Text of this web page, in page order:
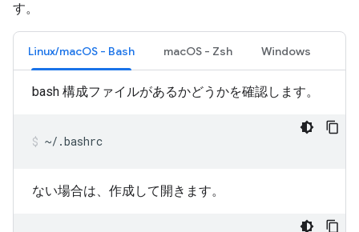
す。
Linux/macOS - Bash macOS - Zsh Windows
bash 構成ファイルがあるかどうかを確認します。
~/.bashrc
ない場合は、作成して開きます。